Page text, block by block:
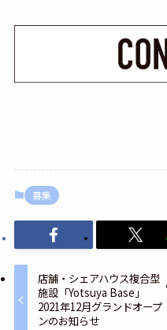
募集
店舗・シェアハウス複合型
施設「Yotsuya Base」
2021年12月グランドオープ
ンのお知らせ